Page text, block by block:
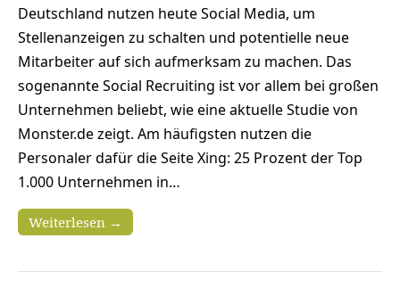
Deutschland nutzen heute Social Media, um
Stellenanzeigen zu schalten und potentielle neue
Mitarbeiter auf sich aufmerksam zu machen. Das
sogenannte Social Recruiting ist vor allem bei großen
Unternehmen beliebt, wie eine aktuelle Studie von
Monster.de zeigt. Am häufigsten nutzen die
Personaler dafür die Seite Xing: 25 Prozent der Top
1.000 Unternehmen in…
Weiterlesen →